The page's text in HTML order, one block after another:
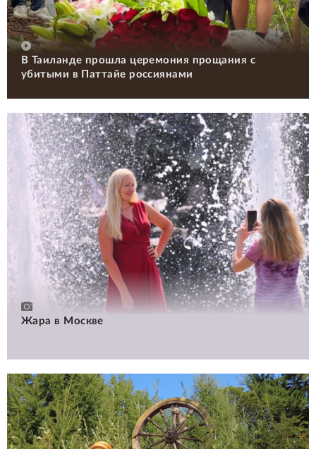
В Таиланде прошла церемония прощания с
убитыми в Паттайе россиянами
Жара в Москве